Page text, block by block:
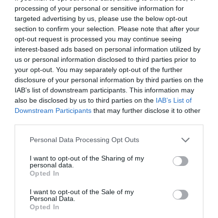
processing of your personal or sensitive information for
targeted advertising by us, please use the below opt-out
section to confirm your selection. Please note that after your
opt-out request is processed you may continue seeing
interest-based ads based on personal information utilized by
us or personal information disclosed to third parties prior to
your opt-out. You may separately opt-out of the further
disclosure of your personal information by third parties on the
IAB’s list of downstream participants. This information may
also be disclosed by us to third parties on the IAB’s List of
Downstream Participants that may further disclose it to other
Personal Data Processing Opt Outs
I want to opt-out of the Sharing of my
personal data.
Opted In
I want to opt-out of the Sale of my
Personal Data.
Opted In
en inversiones en múltiples sectores, de los cuales más
de 3.600 millones se han destinado a organizaciones
relacionados con el deporte. Su entrada en este sector
se remonta a1996, cuando compró MotoGP. Diez años
más tarde lo hizo en laFórmula 1, donde elevó su
negocio reestructurando la competición y ampliando el
calendario de 18 a 21 carreras. Una década más tarde,
vendió la empresa a Liberty Media por 8.000 millones
de dólares (7.296 millones de euros) euros,
cuatro
veces más de lo que pagó diez años antes.
Además de sus apuestas en fútbol y tenis, CVC
tiene en cartera el campeonato de lasSeis Naciones
, del que controla un 14% y cuya aproximación
es muy similar a la que tiene con LaLiga y WTA. El
circuito femenino de tenis, lo que incluye patrocinios y
Intelligence 2Pes la unidad de estrategia e
inteligencia de mercado de 2Playbook, cuya plataforma